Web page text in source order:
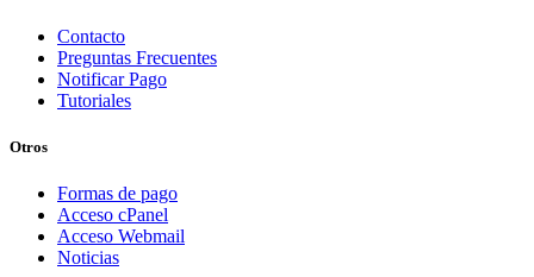
Contacto
Preguntas Frecuentes
Notificar Pago
Tutoriales
Otros
Formas de pago
Acceso cPanel
Acceso Webmail
Noticias